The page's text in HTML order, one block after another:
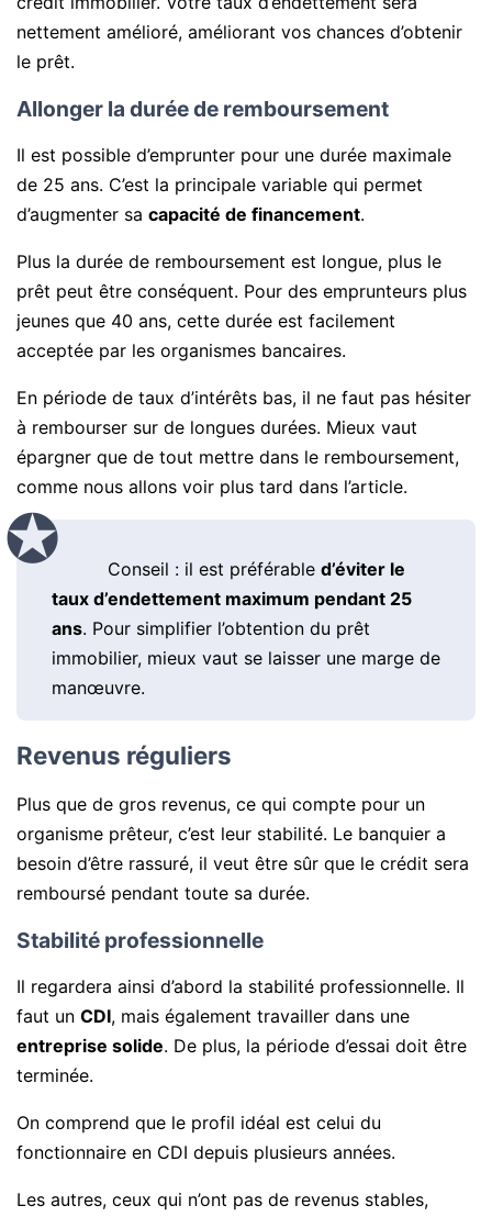
nettement amélioré, améliorant vos chances d’obtenir
le prêt.
Allonger la durée de remboursement
Il est possible d’emprunter pour une durée maximale
de 25 ans. C’est la principale variable qui permet
d’augmenter sa capacité de financement.
Plus la durée de remboursement est longue, plus le
prêt peut être conséquent. Pour des emprunteurs plus
jeunes que 40 ans, cette durée est facilement
acceptée par les organismes bancaires.
En période de taux d’intérêts bas, il ne faut pas hésiter
à rembourser sur de longues durées. Mieux vaut
épargner que de tout mettre dans le remboursement,
comme nous allons voir plus tard dans l’article.
Conseil : il est préférable d’éviter le
taux d’endettement maximum pendant 25
ans. Pour simplifier l’obtention du prêt
immobilier, mieux vaut se laisser une marge de
manœuvre.
Revenus réguliers
Plus que de gros revenus, ce qui compte pour un
organisme prêteur, c’est leur stabilité. Le banquier a
besoin d’être rassuré, il veut être sûr que le crédit sera
remboursé pendant toute sa durée.
Stabilité professionnelle
Il regardera ainsi d’abord la stabilité professionnelle. Il
faut un CDI, mais également travailler dans une
entreprise solide. De plus, la période d’essai doit être
terminée.
On comprend que le profil idéal est celui du
fonctionnaire en CDI depuis plusieurs années.
Les autres, ceux qui n’ont pas de revenus stables,